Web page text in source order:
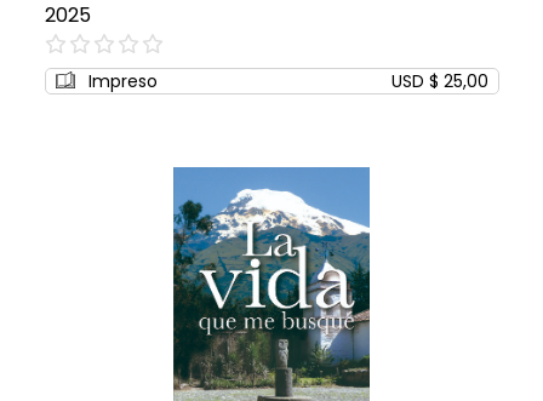
2025
0%
Impreso USD $ 25,00